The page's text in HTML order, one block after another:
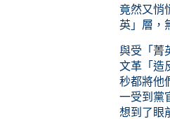
竟然又悄
英」層，
與受「菁
文革「造
秒都將他
一受到黨
想到了眼